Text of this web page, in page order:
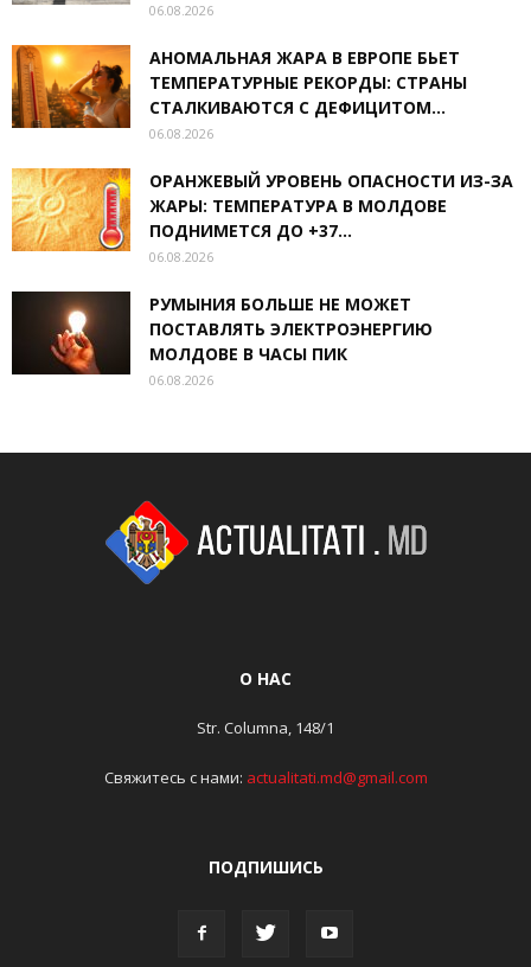
06.08.2026
АНОМАЛЬНАЯ ЖАРА В ЕВРОПЕ БЬЕТ
ТЕМПЕРАТУРНЫЕ РЕКОРДЫ: СТРАНЫ
СТАЛКИВАЮТСЯ С ДЕФИЦИТОМ...
06.08.2026
ОРАНЖЕВЫЙ УРОВЕНЬ ОПАСНОСТИ ИЗ-ЗА
ЖАРЫ: ТЕМПЕРАТУРА В МОЛДОВЕ
ПОДНИМЕТСЯ ДО +37...
06.08.2026
РУМЫНИЯ БОЛЬШЕ НЕ МОЖЕТ
ПОСТАВЛЯТЬ ЭЛЕКТРОЭНЕРГИЮ
МОЛДОВЕ В ЧАСЫ ПИК
06.08.2026
О НАС
Str. Columna, 148/1
Свяжитесь с нами: actualitati.md@gmail.com
ПОДПИШИСЬ